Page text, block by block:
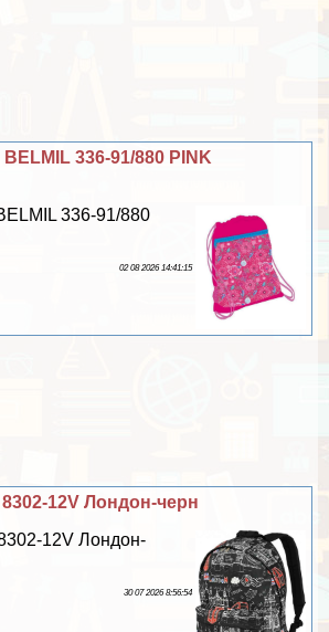
336-91/880 PINK
336-91/880
02 08 2026 14:41:15
12V Лондон-черн
12V Лондон-
30 07 2026 8:56:54